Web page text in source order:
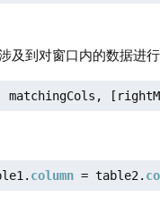
到对窗口内的数据进行
matchingCols,
column = table2.